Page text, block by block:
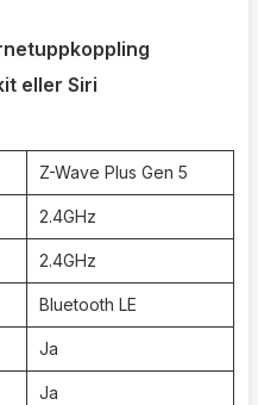
eller Siri
Z-Wave Plus Gen 5
2.4GHz
2.4GHz
Bluetooth LE
Ja
Ja